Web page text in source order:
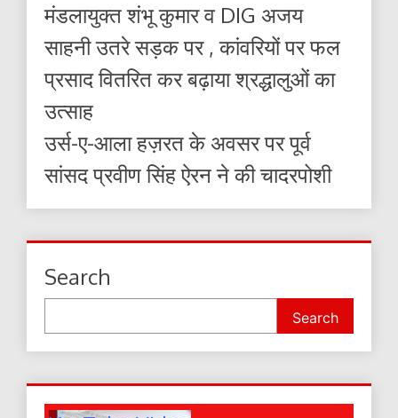
मंडलायुक्त शंभू कुमार व DIG अजय
साहनी उतरे सड़क पर , कांवरियों पर फल
प्रसाद वितरित कर बढ़ाया श्रद्धालुओं का
उत्साह
उर्स-ए-आला हज़रत के अवसर पर पूर्व
सांसद प्रवीण सिंह ऐरन ने की चादरपोशी
Search
Search